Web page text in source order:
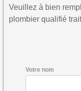
Veuillez à bien
plombier qualifié
Votre nom